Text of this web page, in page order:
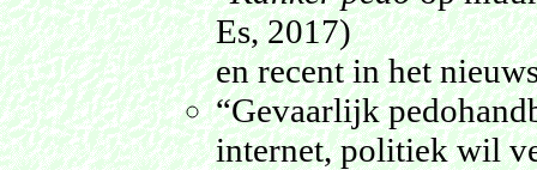
Es, 2017)
en recent in het
“Gevaarlijk
internet, politiek wil